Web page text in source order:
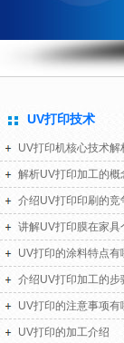
UV打印技术
UV打印机核心技术解
解析UV打印加工的概
介绍UV打印印刷的竞
讲解UV打印膜在家
UV打印的涂料特点有
介绍UV打印加工的步
UV打印的注意事项有
UV打印的加工介绍